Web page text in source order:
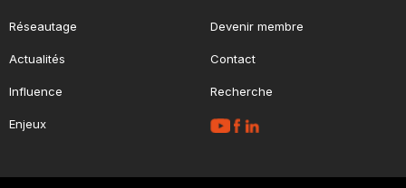
Réseautage
Actualités
Influence
Enjeux
Devenir membre
Contact
Recherche